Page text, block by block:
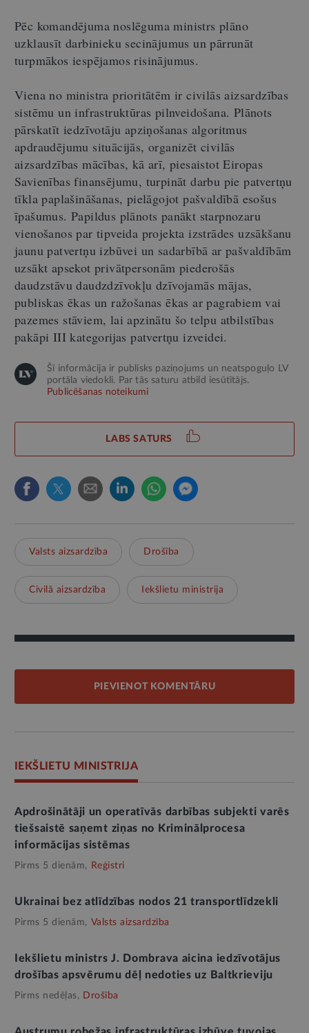
Pēc komandējuma noslēguma ministrs plāno
uzklausīt darbinieku secinājumus un pārrunāt
turpmākos iespējamos risinājumus.
Viena no ministra prioritātēm ir civilās aizsardzības
sistēmu un infrastruktūras pilnveidošana. Plānots
pārskatīt iedzīvotāju apziņošanas algoritmus
apdraudējumu situācijās, organizēt civilās
aizsardzības mācības, kā arī, piesaistot Eiropas
Savienības finansējumu, turpināt darbu pie patvertņu
tīkla paplašināšanas, pielāgojot pašvaldībā esošus
īpašumus. Papildus plānots panākt starpnozaru
vienošanos par tipveida projekta izstrādes uzsākšanu
jaunu patvertņu izbūvei un sadarbībā ar pašvaldībām
uzsākt apsekot privātpersonām piederošās
daudzstāvu daudzdzīvokļu dzīvojamās mājas,
publiskas ēkas un ražošanas ēkas ar pagrabiem vai
pazemes stāviem, lai apzinātu šo telpu atbilstības
pakāpi III kategorijas patvertņu izveidei.
Šī informācija ir publisks paziņojums un neatspoguļo LV
portāla viedokli. Par tās saturu atbild iesūtītājs.
Publicēšanas noteikumi
LABS SATURS
Valsts aizsardzība Drošība
Civilā aizsardzība Iekšlietu ministrija
PIEVIENOT KOMENTĀRU
IEKŠLIETU MINISTRIJA
Apdrošinātāji un operatīvās darbības subjekti varēs
tiešsaistē saņemt ziņas no Kriminālprocesa
informācijas sistēmas
Pirms 5 dienām, Reģistri
Ukrainai bez atlīdzības nodos 21 transportlīdzekli
Pirms 5 dienām, Valsts aizsardzība
Iekšlietu ministrs J. Dombrava aicina iedzīvotājus
drošības apsvērumu dēļ nedoties uz Baltkrieviju
Pirms nedēļas, Drošība